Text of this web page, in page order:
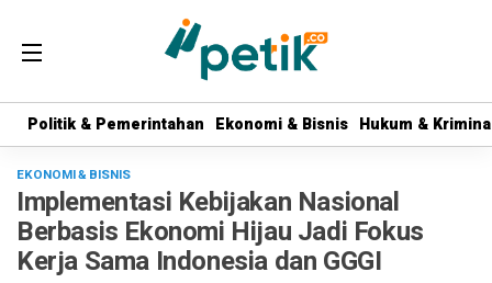
Politik & Pemerintahan Ekonomi & Bisnis Hukum &
Politik & Pemerintahan Ekonomi & Bisnis Hukum &
EKONOMI & BISNIS
Implementasi Kebijakan Nasional
Berbasis Ekonomi Hijau Jadi Fokus
Kerja Sama Indonesia dan GGGI